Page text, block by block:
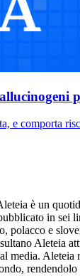
e comporta
è un
in sei
polacco e
Aleteia
media.